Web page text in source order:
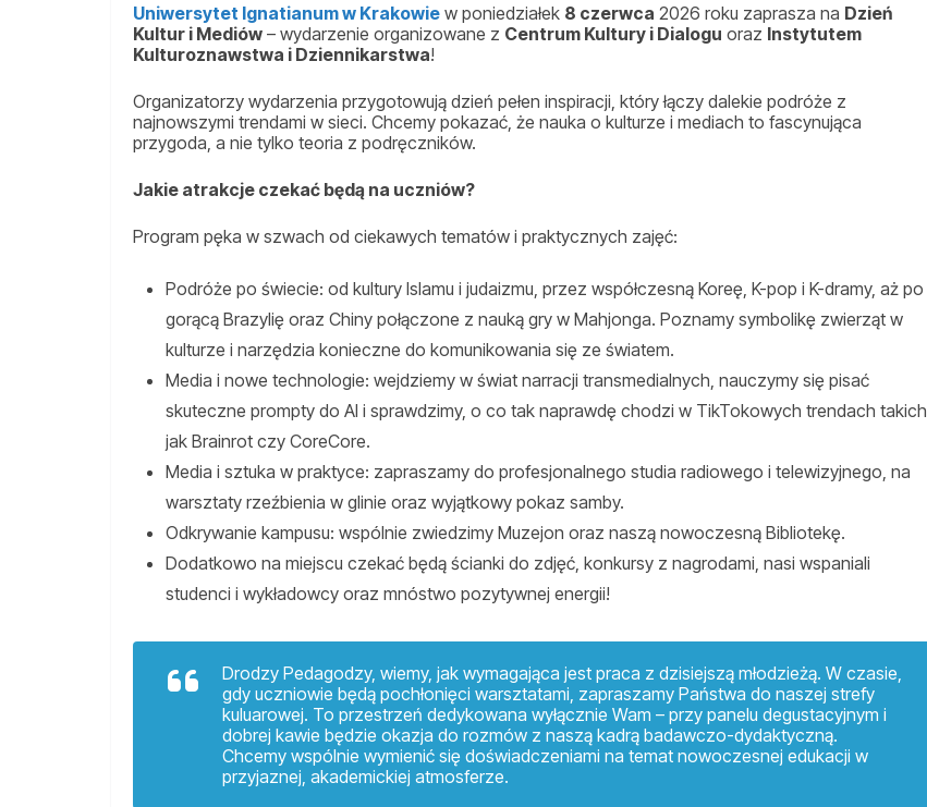
Uniwersytet Ignatianum w Krakowie w poniedziałek 8 czerwca 2026 roku zaprasza na Dzień
Kultur i Mediów – wydarzenie organizowane z Centrum Kultury i Dialogu oraz Instytutem
Kulturoznawstwa i Dziennikarstwa!
Organizatorzy wydarzenia przygotowują dzień pełen inspiracji, który łączy dalekie podróże z
najnowszymi trendami w sieci. Chcemy pokazać, że nauka o kulturze i mediach to fascynująca
przygoda, a nie tylko teoria z podręczników.
Jakie atrakcje czekać będą na uczniów?
Program pęka w szwach od ciekawych tematów i praktycznych zajęć:
Podróże po świecie: od kultury Islamu i judaizmu, przez współczesną Koreę, K-pop i K-dramy, aż po
gorącą Brazylię oraz Chiny połączone z nauką gry w Mahjonga. Poznamy symbolikę zwierząt w
kulturze i narzędzia konieczne do komunikowania się ze światem.
Media i nowe technologie: wejdziemy w świat narracji transmedialnych, nauczymy się pisać
skuteczne prompty do AI i sprawdzimy, o co tak naprawdę chodzi w TikTokowych trendach takich
jak Brainrot czy CoreCore.
Media i sztuka w praktyce: zapraszamy do profesjonalnego studia radiowego i telewizyjnego, na
warsztaty rzeźbienia w glinie oraz wyjątkowy pokaz samby.
Odkrywanie kampusu: wspólnie zwiedzimy Muzejon oraz naszą nowoczesną Bibliotekę.
Dodatkowo na miejscu czekać będą ścianki do zdjęć, konkursy z nagrodami, nasi wspaniali
studenci i wykładowcy oraz mnóstwo pozytywnej energii!
Drodzy Pedagodzy, wiemy, jak wymagająca jest praca z dzisiejszą młodzieżą. W czasie,
gdy uczniowie będą pochłonięci warsztatami, zapraszamy Państwa do naszej strefy
kuluarowej. To przestrzeń dedykowana wyłącznie Wam – przy panelu degustacyjnym i
dobrej kawie będzie okazja do rozmów z naszą kadrą badawczo-dydaktyczną.
Chcemy wspólnie wymienić się doświadczeniami na temat nowoczesnej edukacji w
przyjaznej, akademickiej atmosferze.